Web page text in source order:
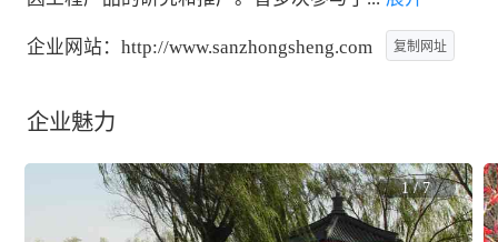
企业网站： http://www.sanzhongsheng.com 复制网址
企业魅力
1/7